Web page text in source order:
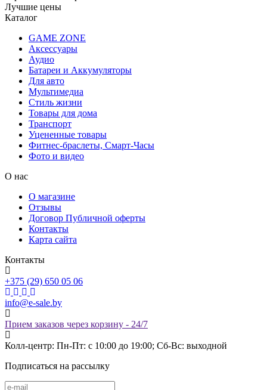
Лучшие цены
Каталог
GAME ZONE
Аксессуары
Аудио
Батареи и Аккумуляторы
Для авто
Мультимедиа
Стиль жизни
Товары для дома
Транспорт
Уцененные товары
Фитнес-браслеты, Смарт-Часы
Фото и видео
О нас
О магазине
Отзывы
Договор Публичной оферты
Контакты
Карта сайта
Контакты
+375 (29) 650 05 06
info@e-sale.by
Прием заказов через корзину - 24/7
Колл-центр: Пн-Пт: с 10:00 до 19:00; Сб-Вс: выходной
Подписаться на рассылку